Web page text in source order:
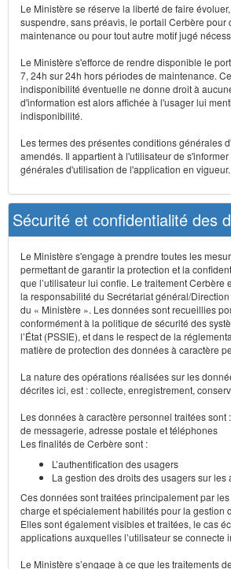
Le Ministère se réserve la liberté de faire
suspendre, sans préavis, le portail Cerbère pour
maintenance ou pour tout autre motif jugé
Le Ministère s'efforce de rendre disponible le
7, 24h sur 24h hors périodes de maintenance.
indisponibilité éventuelle ne donne droit à
d'information est alors affichée à l'usager lui
indisponibilité.
Les termes des présentes conditions générales
amendés. Il appartient à l'utilisateur de
générales d'utilisation de l'application en vigueur.
Sécurité et confidentialité des
Le Ministère s'engage à prendre toutes les
permettant de garantir la protection et la
que l’utilisateur lui confie. Le traitement
la responsabilité du Secrétariat général/
du « Ministère ». Les données sont recueillies
conformément à la politique de sécurité des
l’État (PSSIE), et dans le respect de la
matière de protection des données à caractère
La nature des opérations réalisées sur les
décrites ici, est : collecte, enregistrement,
Les données à caractère personnel traitées sont
de messagerie, adresse postale et téléphones
Les finalités de Cerbère sont :
L’authentification des usagers
La gestion des droits des usagers sur les
Ces données sont traitées principalement par
charge et spécialement habilités pour la gestion
Elles sont également visibles et traitées, le cas
applications auxquelles l’utilisateur se connecte
Le Ministère s’engage à ce que les traitements